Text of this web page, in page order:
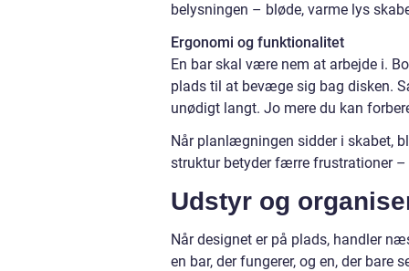
belysningen – bløde, varme lys
Ergonomi og funktionalitet
En bar skal være nem at arbejde i.
plads til at bevæge sig bag disken.
unødigt langt. Jo mere du kan
Når planlægningen sidder i skabet,
struktur betyder færre frustrationer
Udstyr og
Når designet er på plads, handler
en bar, der fungerer, og en, der bare